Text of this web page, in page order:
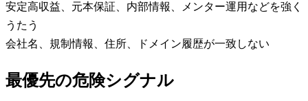
安定高収益、元本保証、内部情報、メンター運用などを強く
うたう
会社名、規制情報、住所、ドメイン履歴が一致しない
最優先の危険シグナル